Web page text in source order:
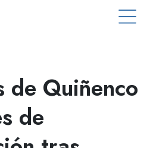
de Quiñenco
de